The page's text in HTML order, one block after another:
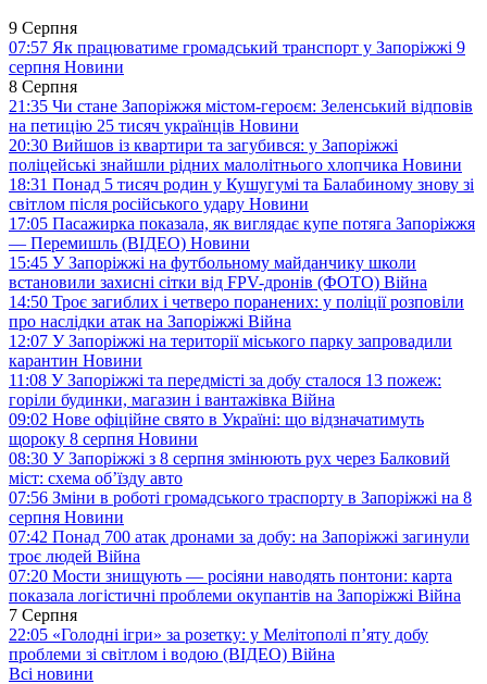
9 Серпня
07:57 Як працюватиме громадський транспорт у Запоріжжі 9
серпня Новини
8 Серпня
21:35 Чи стане Запоріжжя містом-героєм: Зеленський відповів
на петицію 25 тисяч українців Новини
20:30 Вийшов із квартири та загубився: у Запоріжжі
поліцейські знайшли рідних малолітнього хлопчика Новини
18:31 Понад 5 тисяч родин у Кушугумі та Балабиному знову зі
світлом після російського удару Новини
17:05 Пасажирка показала, як виглядає купе потяга Запоріжжя
— Перемишль (ВІДЕО) Новини
15:45 У Запоріжжі на футбольному майданчику школи
встановили захисні сітки від FPV-дронів (ФОТО) Війна
14:50 Троє загиблих і четверо поранених: у поліції розповіли
про наслідки атак на Запоріжжі Війна
12:07 У Запоріжжі на території міського парку запровадили
карантин Новини
11:08 У Запоріжжі та передмісті за добу сталося 13 пожеж:
горіли будинки, магазин і вантажівка Війна
09:02 Нове офіційне свято в Україні: що відзначатимуть
щороку 8 серпня Новини
08:30 У Запоріжжі з 8 серпня змінюють рух через Балковий
міст: схема об’їзду авто
07:56 Зміни в роботі громадського траспорту в Запоріжжі на 8
серпня Новини
07:42 Понад 700 атак дронами за добу: на Запоріжжі загинули
троє людей Війна
07:20 Мости знищують — росіяни наводять понтони: карта
показала логістичні проблеми окупантів на Запоріжжі Війна
7 Серпня
22:05 «Голодні ігри» за розетку: у Мелітополі п’яту добу
проблеми зі світлом і водою (ВІДЕО) Війна
Всі новини